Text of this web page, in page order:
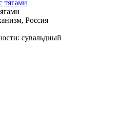
Россия
сувальдный